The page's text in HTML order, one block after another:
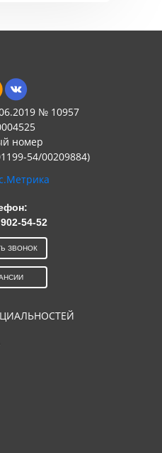
№ 10957
номер
54/00209884)
54-52
ЗВОНОК